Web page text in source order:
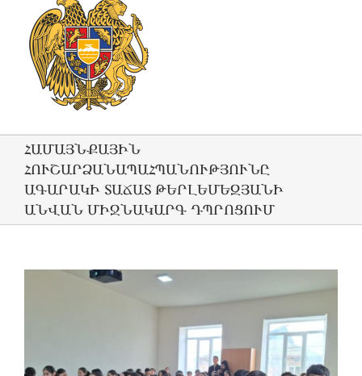
ՀԱՄԱՅՆՔԱՅԻՆ
ՀՈՒՇԱՐՁԱՆԱՊԱՀՊԱՆՈՒԹՅՈՒՆԸ
ԱԳԱՐԱԿԻ ՏԱՃԱՏ ԹԵՐԼԵՄԵԶՅԱՆԻ
ԱՆՎԱՆ ՄԻՋՆԱԿԱՐԳ ԴՊՐՈՑՈՒՄ